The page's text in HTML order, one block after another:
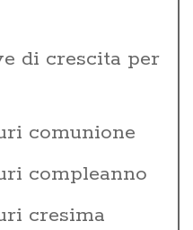
di crescita per
comunione
compleanno
cresima